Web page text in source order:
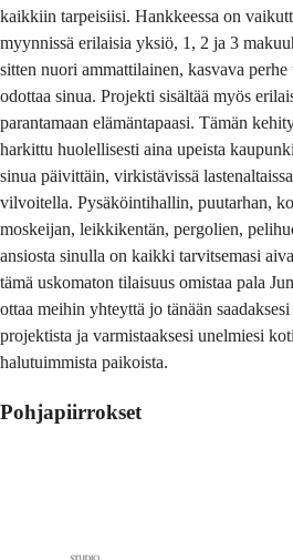
kaikkiin tarpeisiisi. Hankkeessa on
myynnissä erilaisia yksiö, 1, 2 ja 3
sitten nuori ammattilainen, kasvava
odottaa sinua. Projekti sisältää myös
parantamaan elämäntapaasi. Tämän
harkittu huolellisesti aina upeista
sinua päivittäin, virkistävissä
vilvoitella. Pysäköintihallin, puutarhan,
moskeijan, leikkikentän, pergolien,
ansiosta sinulla on kaikki tarvitsemasi
tämä uskomaton tilaisuus omistaa pala
ottaa meihin yhteyttä jo tänään
projektista ja varmistaaksesi unelmiesi
halutuimmista paikoista.
Pohjapiirrokset